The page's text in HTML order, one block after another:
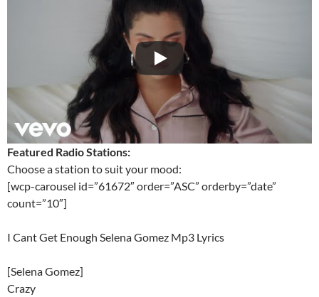
Featured Radio Stations:
Choose a station to suit your mood:
[wcp-carousel id=”61672″ order=”ASC” orderby=”date”
count=”10″]
I Cant Get Enough Selena Gomez Mp3 Lyrics
[Selena Gomez]
Crazy